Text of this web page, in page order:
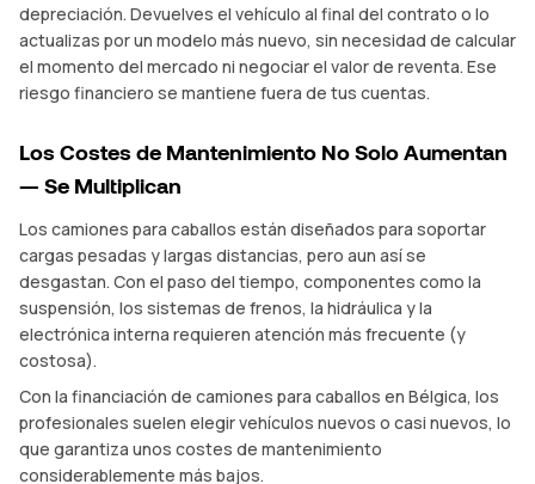
depreciación. Devuelves el vehículo al final del contrato o lo
actualizas por un modelo más nuevo, sin necesidad de calcular
el momento del mercado ni negociar el valor de reventa. Ese
riesgo financiero se mantiene fuera de tus cuentas.
Los Costes de Mantenimiento No Solo Aumentan
— Se Multiplican
Los camiones para caballos están diseñados para soportar
cargas pesadas y largas distancias, pero aun así se
desgastan. Con el paso del tiempo, componentes como la
suspensión, los sistemas de frenos, la hidráulica y la
electrónica interna requieren atención más frecuente (y
costosa).
Con la financiación de camiones para caballos en Bélgica, los
profesionales suelen elegir vehículos nuevos o casi nuevos, lo
que garantiza unos costes de mantenimiento
considerablemente más bajos.